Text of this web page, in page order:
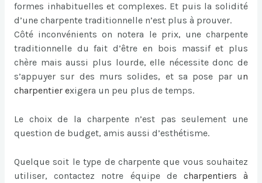
formes inhabituelles et complexes. Et puis la solidité
d’une charpente traditionnelle n’est plus à prouver.
Côté inconvénients on notera le prix, une charpente
traditionnelle du fait d’être en bois massif et plus
chère mais aussi plus lourde, elle nécessite donc de
s’appuyer sur des murs solides, et sa pose par un
charpentier exigera un peu plus de temps.
Le choix de la charpente n’est pas seulement une
question de budget, amis aussi d’esthétisme.
Quelque soit le type de charpente que vous souhaitez
utiliser, contactez notre équipe de charpentiers à